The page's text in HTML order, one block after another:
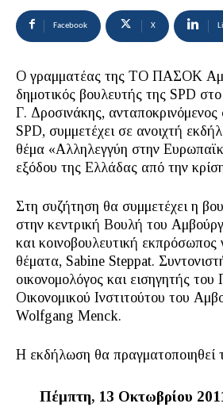
Facebook X
Ο γραμματέας της ΤΟ ΠΑΣΟΚ
δημοτικός βουλευτής της SPD
Γ. Δροσινάκης,
SPD, συμμετέχει σε ανοιχτή
θέμα «Αλληλεγγύη στην
εξόδου της Ελλάδας από την
Στη συζήτηση θα συμμετέχει η
στην κεντρική Βουλή του
και κοινοβουλευτική εκπρόσωπος
θέματα, Sabine Steppat.
οικονομολόγος και εισηγητής του
Οικονομικού Ινστιτούτου του
Wolfgang Menck.
Η εκδήλωση θα πραγματοποιηθεί
Πέμπτη, 13 Οκτωβρίου